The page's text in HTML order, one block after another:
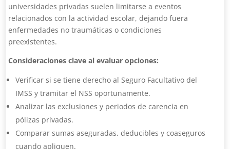
universidades privadas suelen limitarse a eventos
relacionados con la actividad escolar, dejando fuera
enfermedades no traumáticas o condiciones
preexistentes.
Consideraciones clave al evaluar opciones:
Verificar si se tiene derecho al Seguro Facultativo del
IMSS y tramitar el NSS oportunamente.
Analizar las exclusiones y periodos de carencia en
pólizas privadas.
Comparar sumas aseguradas, deducibles y coaseguros
cuando apliquen.